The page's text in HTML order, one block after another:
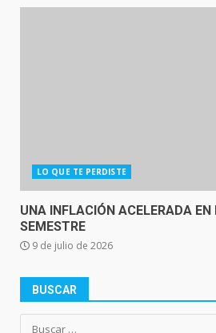
LO QUE TE PERDISTE
UNA INFLACIÓN ACELERADA EN
SEMESTRE
9 de julio de 2026
BUSCAR
Buscar: